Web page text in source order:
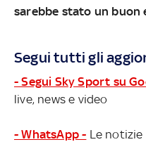
sarebbe stato un buon
Segui tutti gli
- Segui Sky Sport su
live, news e video
- WhatsApp - Le notizie